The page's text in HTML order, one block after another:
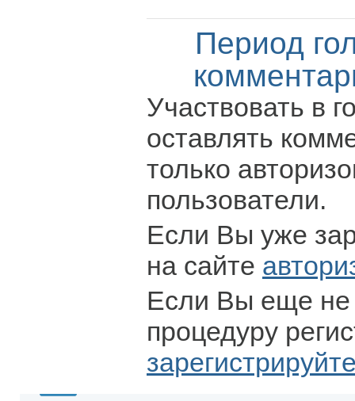
Период
Участвовать в
оставлять
только
пользователи.
Если Вы уже
на сайте
Если Вы еще не
процедуру